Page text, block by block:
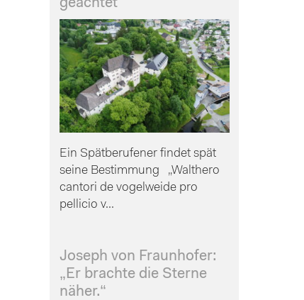
geachtet
Ein Spätberufener findet spät
seine Bestimmung „Walthero
cantori de vogelweide pro
pellicio v...
Joseph von Fraunhofer:
„Er brachte die Sterne
näher.“